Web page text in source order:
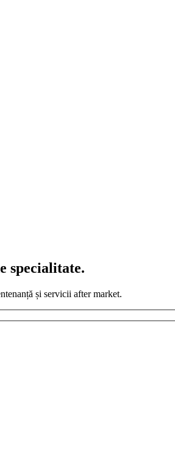
specialitate.
și servicii after market.